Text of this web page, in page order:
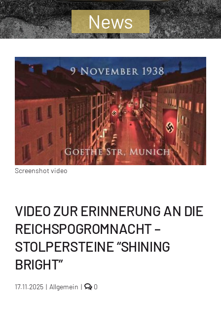
Jugendliche
Unterstützen
Kontakt
SUCHE
NACH:
News
Screenshot video
VIDEO ZUR ERINNERUNG AN DIE
REICHSPOGROMNACHT –
STOLPERSTEINE “SHINING
BRIGHT”
17.11.2025 | Allgemein | 0comments